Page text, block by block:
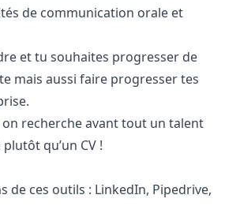
de communication orale et
et tu souhaites progresser de
mais aussi faire progresser tes
on recherche avant tout un talent
qu’un CV !
de ces outils : LinkedIn, Pipedrive,